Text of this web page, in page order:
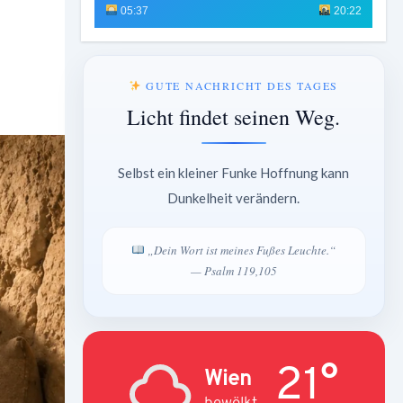
05:37 20:22
GUTE NACHRICHT DES TAGES
Licht findet seinen Weg.
Selbst ein kleiner Funke Hoffnung kann
Dunkelheit verändern.
„Dein Wort ist meines Fußes Leuchte.“
— Psalm 119,105
Wien 21°